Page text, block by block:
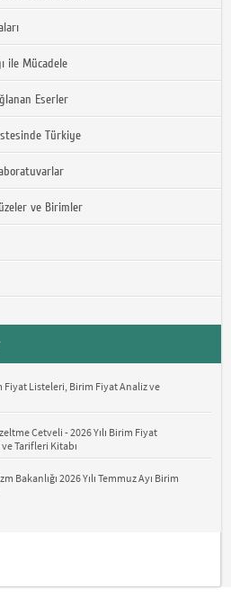
ile Mücadele
Eserler
Türkiye
ve Birimler
Fiyat Listeleri, Birim Fiyat Analiz ve
Cetveli - 2026 Yılı Birim Fiyat
Tarifleri Kitabı
Bakanlığı 2026 Yılı Temmuz Ayı Birim